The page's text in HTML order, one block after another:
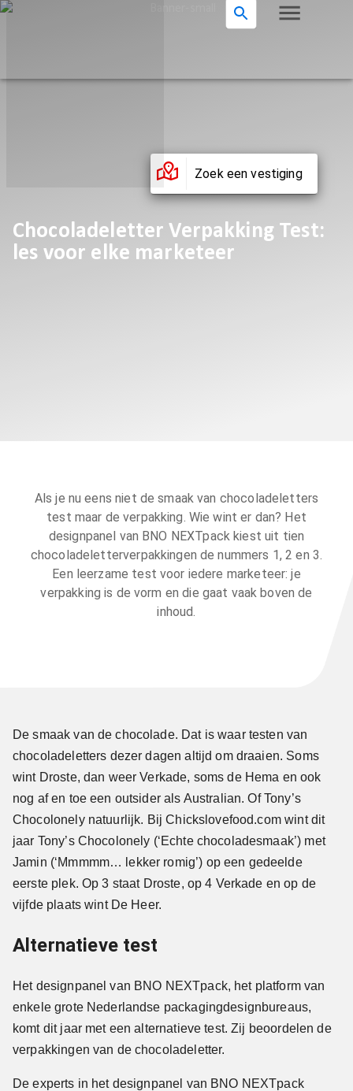
Zoek een vestiging
Chocoladeletter Verpakking Test:
les voor elke marketeer
Als je nu eens niet de smaak van chocoladeletters
test maar de verpakking. Wie wint er dan? Het
designpanel van BNO NEXTpack kiest uit tien
chocoladeletterverpakkingen de nummers 1, 2 en 3.
Een leerzame test voor iedere marketeer: je
verpakking is de vorm en die gaat vaak boven de
inhoud.
De smaak van de chocolade. Dat is waar testen van
chocoladeletters dezer dagen altijd om draaien. Soms
wint Droste, dan weer Verkade, soms de Hema en ook
nog af en toe een outsider als Australian. Of Tony’s
Chocolonely natuurlijk. Bij Chickslovefood.com wint dit
jaar Tony’s Chocolonely (‘Echte chocoladesmaak’) met
Jamin (‘Mmmmm… lekker romig’) op een gedeelde
eerste plek. Op 3 staat Droste, op 4 Verkade en op de
vijfde plaats wint De Heer.
Alternatieve test
Het designpanel van BNO NEXTpack, het platform van
enkele grote Nederlandse packagingdesignbureaus,
komt dit jaar met een alternatieve test. Zij beoordelen de
verpakkingen van de chocoladeletter.
De experts in het designpanel van BNO NEXTpack